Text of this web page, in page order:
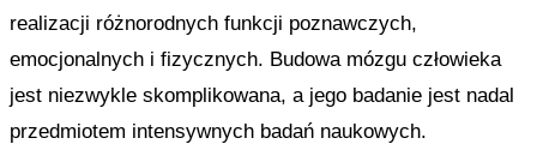
realizacji różnorodnych funkcji poznawczych,
emocjonalnych i fizycznych. Budowa mózgu człowieka
jest niezwykle skomplikowana, a jego badanie jest nadal
przedmiotem intensywnych badań naukowych.